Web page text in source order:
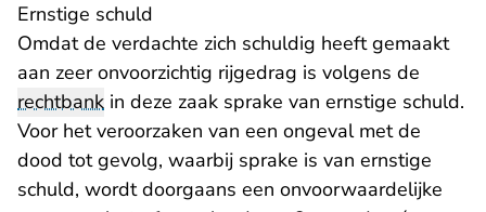
Ernstige schuld
Omdat de verdachte zich schuldig heeft gemaakt
aan zeer onvoorzichtig rijgedrag is volgens de
rechtbank in deze zaak sprake van ernstige schuld.
Voor het veroorzaken van een ongeval met de
dood tot gevolg, waarbij sprake is van ernstige
schuld, wordt doorgaans een onvoorwaardelijke